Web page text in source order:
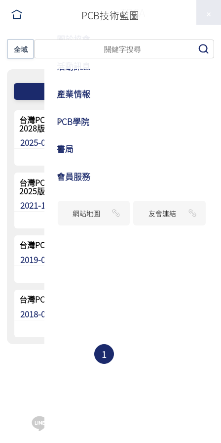
PCB技術藍圖
全域
台灣PCB產業高階技術、材料、設備發展藍圖 (2024-
2028版)
2025-01-10
台灣PCB產業高階技術、材料、設備發展藍圖 (2021-
2025版)
2021-10-15
台灣PCB產業技術發展藍圖(2019-2023版)
2019-07-26
台灣PCB產業技術發展藍圖(2017-2021版)
2018-05-04
1
TPCA
關於協會
活動訊息
產業情報
PCB學院
書局
會員服務
網站地圖 友會連結